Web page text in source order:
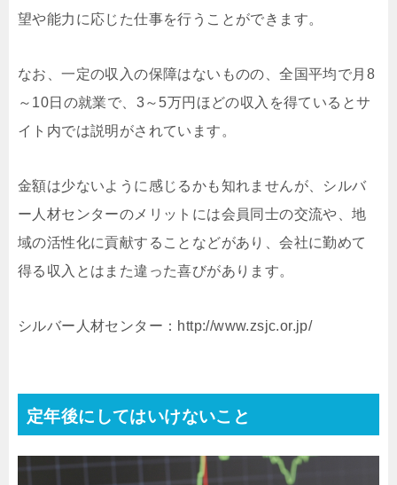
望や能力に応じた仕事を行うことができます。
なお、一定の収入の保障はないものの、全国平均で月8
～10日の就業で、3～5万円ほどの収入を得ているとサ
イト内では説明がされています。
金額は少ないように感じるかも知れませんが、シルバ
ー人材センターのメリットには会員同士の交流や、地
域の活性化に貢献することなどがあり、会社に勤めて
得る収入とはまた違った喜びがあります。
シルバー人材センター：http://www.zsjc.or.jp/
定年後にしてはいけないこと